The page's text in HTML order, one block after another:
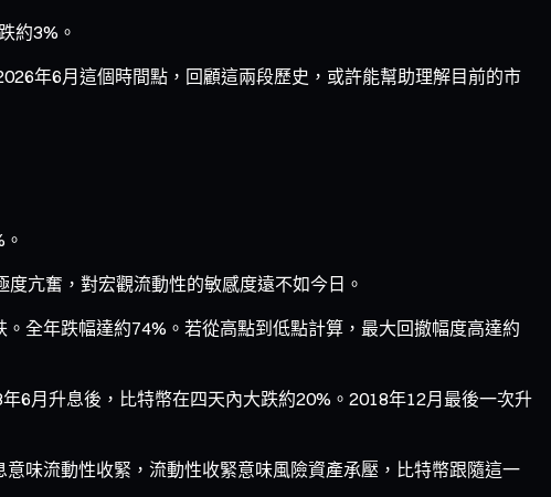
約3%。
年6月這個時間點，回顧這兩段歷史，或許能幫助理解目前的市
亢奮，對宏觀流動性的敏感度遠不如今日。
全年跌幅達約74%。若從高點到低點計算，最大回撤幅度高達約
6月升息後，比特幣在四天內大跌約20%。2018年12月最後一次升
味流動性收緊，流動性收緊意味風險資產承壓，比特幣跟隨這一